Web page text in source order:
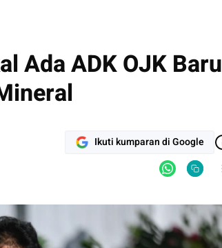
Ada ADK OJK Baru
Ikuti kumparan di Google